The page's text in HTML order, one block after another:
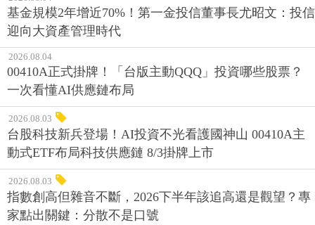
基金規模2年增近70%！第一金投信董事長尤昭文：投信
迎向大資產管理時代
2026.08.04
00410A正式掛牌！「台版主動QQQ」投資哪些股票？
一次看懂AI供應鏈布局
2026.08.03
台股科技新兵登場！AI投資不光看護國神山 00410A主
動式ETF布局科技供應鏈 8/3掛牌上市
2026.08.03
指數創高但雜音不斷，2026下半年該追高還是觀望？專
家點出關鍵：分散不是口號